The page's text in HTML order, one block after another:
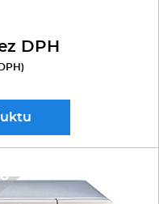
DPH